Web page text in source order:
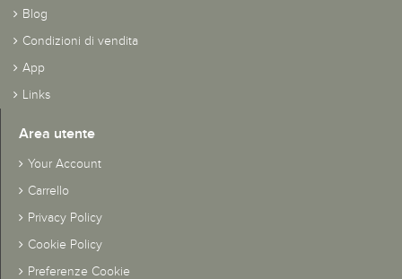
Blog
Condizioni di vendita
App
Links
Area utente
Your Account
Carrello
Privacy Policy
Cookie Policy
Preferenze Cookie